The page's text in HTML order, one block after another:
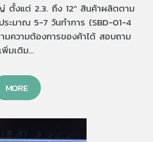
ตั้งแต่ 2.3. ถึง 12" สินค้าผลิตตาม
ระมาณ 5-7 วันทำการ (SBD-01-4
ความต้องการของค้าได้ สอบถาม
เพิ่มเติม...
MORE